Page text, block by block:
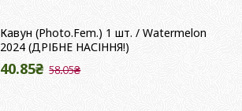
Кавун (Photo.Fem.) 1 шт. / Watermelon
2024 (ДРІБНЕ НАСІННЯ!)
40.85₴ 58.05₴